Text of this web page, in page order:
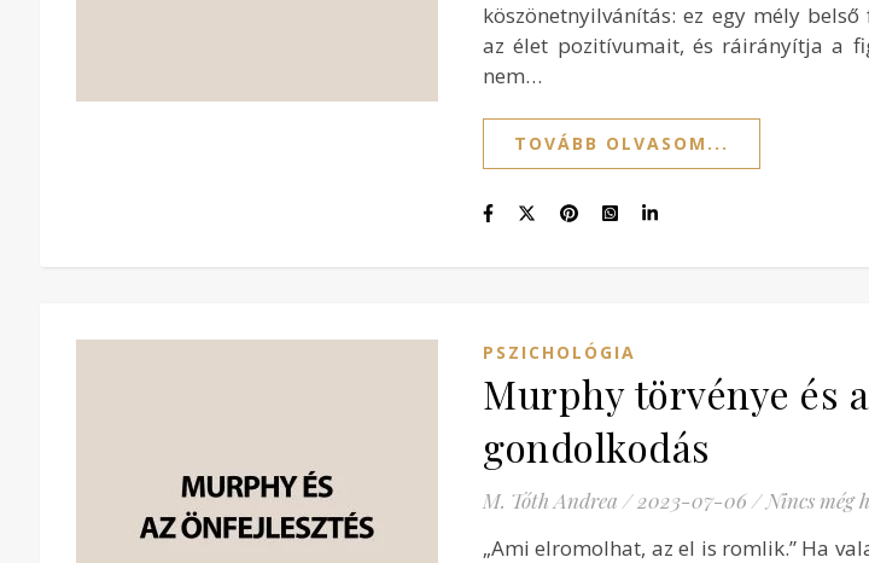
köszönetnyilvánítás: ez egy mély
az élet pozitívumait, és ráirányítja a
nem…
TOVÁBB OLVASOM...
PSZICHOLÓGIA
Murphy törvénye és
gondolkodás
M. Tóth Andrea / 2023-07-06/ Nincs még
„Ami elromolhat, az el is romlik.” Ha